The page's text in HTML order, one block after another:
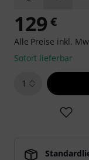
129 €
Alle Preise inkl.
Sofort lieferbar
1